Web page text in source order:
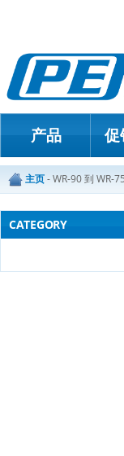
产品 促
主页-WR-90 到 WR-
CATEGORY